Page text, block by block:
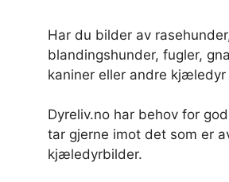
Har du bilder av
blandingshunder, fugler,
kaniner eller andre kjæledyr
Dyreliv.no har behov for
tar gjerne imot det som er
kjæledyrbilder.